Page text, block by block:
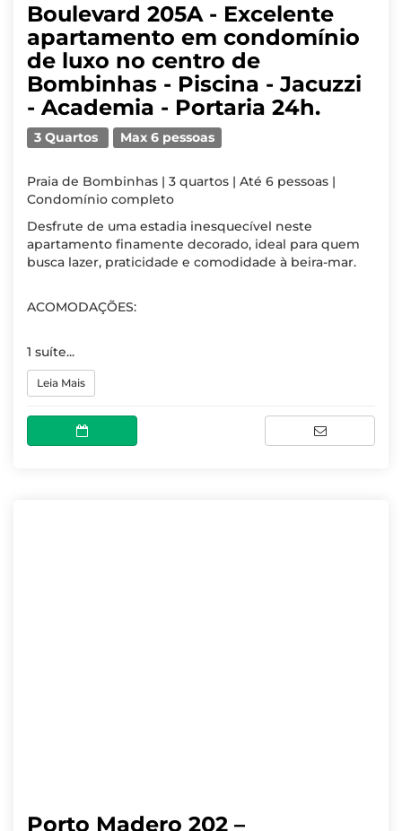
Boulevard 205A - Excelente
apartamento em condomínio
de luxo no centro de
Bombinhas - Piscina - Jacuzzi
- Academia - Portaria 24h.
3 Quartos Max 6 pessoas
Praia de Bombinhas | 3 quartos | Até 6 pessoas |
Condomínio completo
Desfrute de uma estadia inesquecível neste
apartamento finamente decorado, ideal para quem
busca lazer, praticidade e comodidade à beira-mar.
ACOMODAÇÕES:
1 suíte...
Leia Mais
Porto Madero 202 –